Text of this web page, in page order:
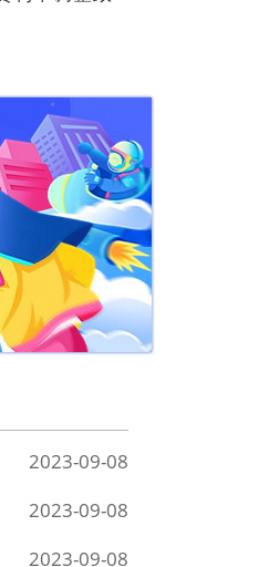
2023-09-08
2023-09-08
2023-09-08